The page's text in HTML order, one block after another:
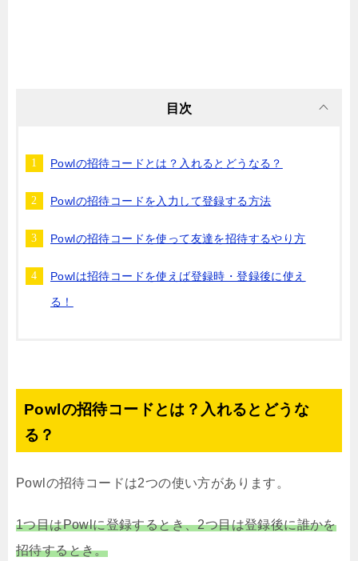
目次
Powlの招待コードとは？入れるとどうなる？
Powlの招待コードを入力して登録する方法
Powlの招待コードを使って友達を招待するやり方
Powlは招待コードを使えば登録時・登録後に使え
る！
Powlの招待コードとは？入れるとどうな
る？
Powlの招待コードは2つの使い方があります。
1つ目はPowlに登録するとき、2つ目は登録後に誰かを
招待するとき。